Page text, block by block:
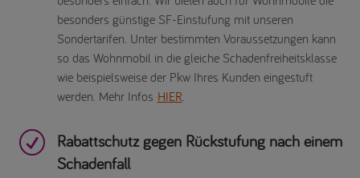
besonders günstige SF-Einstufung mit unseren
Sondertarifen. Unter bestimmten Voraussetzungen kann
so das Wohnmobil in die gleiche Schadenfreiheitsklasse
wie beispielsweise der Pkw Ihres Kunden eingestuft
werden. Mehr Infos HIER
R
Rabattschutz gegen Rückstufung nach einem
Schadenfall